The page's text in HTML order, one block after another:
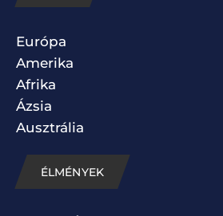
Európa
Amerika
Afrika
Ázsia
Ausztrália
ÉLMÉNYEK